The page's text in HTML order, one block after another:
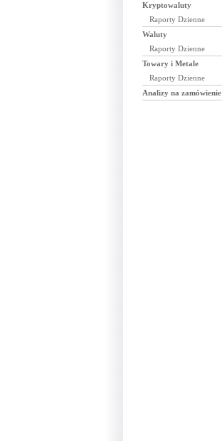
Kryptowaluty
Raporty Dzienne
Waluty
Raporty Dzienne
Towary i Metale
Raporty Dzienne
Analizy na zamówienie